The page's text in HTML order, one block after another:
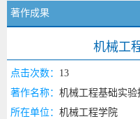
著作成果
机械工
点击次数： 13
著作名称： 机械工程基础实验
所在单位： 机械工程学院